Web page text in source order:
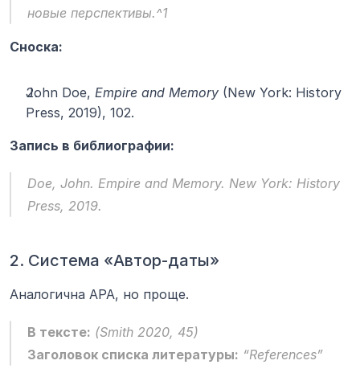
новые перспективы.^1
Сноска:
John Doe, Empire and Memory (New York: History
Press, 2019), 102.
Запись в библиографии:
Doe, John. Empire and Memory. New York: History
Press, 2019.
2. Система «Автор-даты»
Аналогична APA, но проще.
В тексте: (Smith 2020, 45)
Заголовок списка литературы: “References”